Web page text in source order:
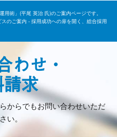
術」(平尾 英治 氏)のご案内ページです。
のご案内 - 採用成功への扉を開く、総合採用
わせ・
求
からでもお問い合わせいただ
い。